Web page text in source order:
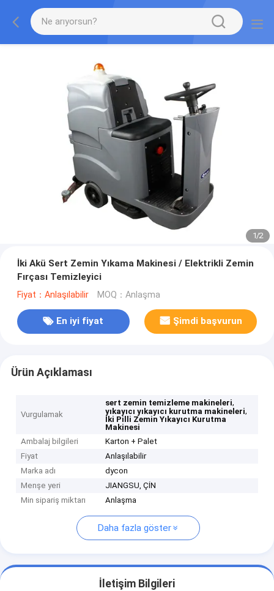
1/2
İki Akü Sert Zemin Yıkama Makinesi / Elektrikli Zemin
Fırçası Temizleyici
Fiyat：Anlaşılabilir MOQ：Anlaşma
En iyi fiyat Şimdi başvurun
Ürün Açıklaması
Vurgulamak
sert zemin temizleme makineleri,
yıkayıcı yıkayıcı kurutma makineleri,
İki Pilli Zemin Yıkayıcı Kurutma
Makinesi
Ambalaj bilgileri
Karton + Palet
Fiyat
Anlaşılabilir
Marka adı
dycon
Menşe yeri
JIANGSU, ÇİN
Min sipariş miktarı
Anlaşma
Daha fazla göster
İletişim Bilgileri